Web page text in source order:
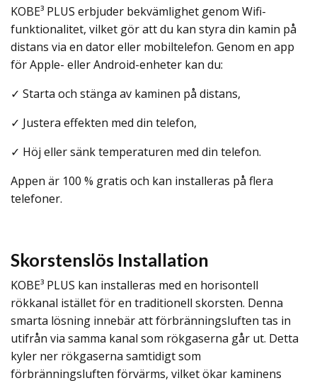
KOBE³ PLUS erbjuder bekvämlighet genom Wifi-
funktionalitet, vilket gör att du kan styra din kamin på
distans via en dator eller mobiltelefon. Genom en app
för Apple- eller Android-enheter kan du:
✓ Starta och stänga av kaminen på distans,
✓ Justera effekten med din telefon,
✓ Höj eller sänk temperaturen med din telefon.
Appen är 100 % gratis och kan installeras på flera
telefoner.
Skorstenslös Installation
KOBE³ PLUS kan installeras med en horisontell
rökkanal istället för en traditionell skorsten. Denna
smarta lösning innebär att förbränningsluften tas in
utifrån via samma kanal som rökgaserna går ut. Detta
kyler ner rökgaserna samtidigt som
förbränningsluften förvärms, vilket ökar kaminens